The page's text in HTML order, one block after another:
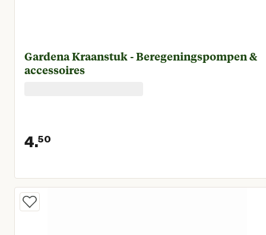
Gardena Kraanstuk - Beregeningspompen &
accessoires
4.50
Huidige prijs € 4,50